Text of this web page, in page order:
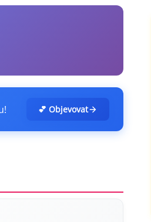
💕 Objevovat